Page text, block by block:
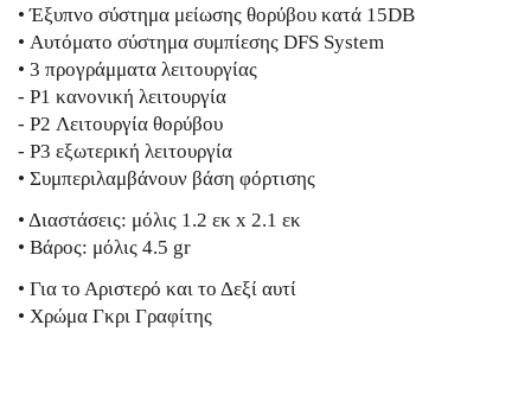
• Έξυπνο σύστημα μείωσης θορύβου κατά 15DB
• Αυτόματο σύστημα συμπίεσης DFS System
• 3 προγράμματα λειτουργίας
- P1 κανονική λειτουργία
- P2 Λειτουργία θορύβου
- P3 εξωτερική λειτουργία
• Συμπεριλαμβάνουν βάση φόρτισης
• Διαστάσεις: μόλις 1.2 εκ x 2.1 εκ
• Βάρος: μόλις 4.5 gr
• Για το Αριστερό και το Δεξί αυτί
• Χρώμα Γκρι Γραφίτης